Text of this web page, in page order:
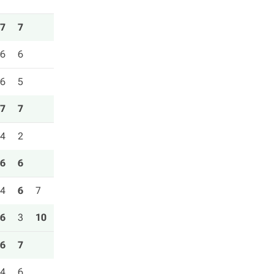
7 7
6 6
6 5
7 7
4 2
6 6
4 6 7
6 3 10
6 7